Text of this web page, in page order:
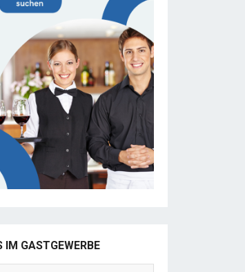
IM GASTGEWERBE